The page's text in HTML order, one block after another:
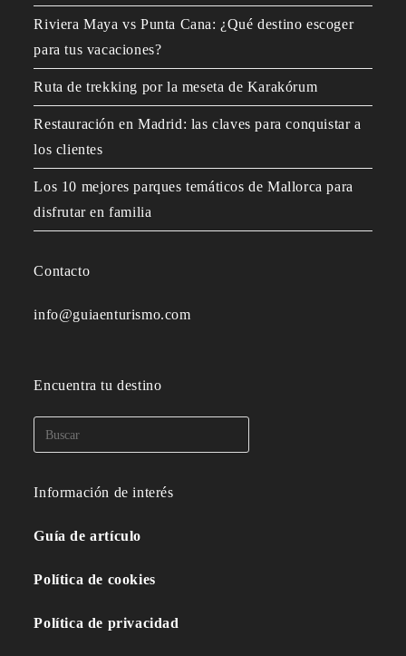
Riviera Maya vs Punta Cana: ¿Qué destino escoger
para tus vacaciones?
Ruta de trekking por la meseta de Karakórum
Restauración en Madrid: las claves para conquistar a
los clientes
Los 10 mejores parques temáticos de Mallorca para
disfrutar en familia
Contacto
info@guiaenturismo.com
Encuentra tu destino
Información de interés
Guía de artículo
Política de cookies
Política de privacidad